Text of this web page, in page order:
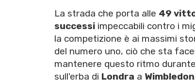
La strada che porta alle 49
successi impeccabili contro i
la competizione è ai massimi
del numero uno, ciò che sta
mantenere questo ritmo
sull'erba di Londra a Wimbledon